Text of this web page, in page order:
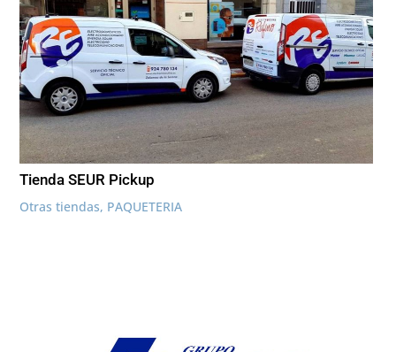
Tienda SEUR Pickup
Otras tiendas, PAQUETERIA